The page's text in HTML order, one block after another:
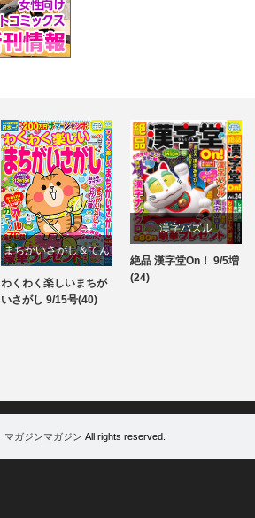
まちがいさがし＆てん
つなぎ
パズル
わくわく楽しいまちが
いさがし 9/15号(40)
漢字パズル
パズル
絶品 漢字堂On！ 9/5増
(24)
マガジンマガジン All rights reserved.